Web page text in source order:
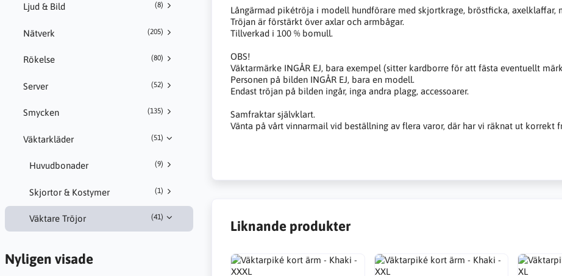
Ljud & Bild (8)
Nätverk (205)
Rökelse (80)
Server (52)
Smycken (135)
Väktarkläder (51)
Huvudbonader (9)
Skjortor & Kostymer (1)
Väktare Tröjor (41)
Nyligen visade
Långärmad pikétröja i modell hundförare med skjortkrage, bröstficka, axelklaffar,
Tröjan är förstärkt över axlar och armbågar.
Tillverkad i 100 % bomull.
OBS!
Väktarmärke INGÅR EJ, bara exempel (sitter kardborre för att fästa eventuellt
Personen på bilden INGÅR EJ, bara en modell.
Endast tröjan på bilden ingår, inga andra plagg, accessoarer.
Samfraktar självklart.
Vänta på vårt vinnarmail vid beställning av flera varor, där har vi räknat ut korrekt
Liknande produkter